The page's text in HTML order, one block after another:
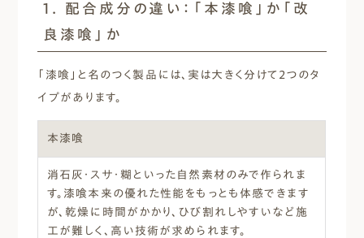
1. 配合成分の違い：「本漆喰」か「改
良漆喰」か
「漆喰」と名のつく製品には、実は大きく分けて2つのタ
イプがあります。
本漆喰
消石灰・スサ・糊といった自然素材のみで作られま
す。漆喰本来の優れた性能をもっとも体感できます
が、乾燥に時間がかかり、ひび割れしやすいなど施
工が難しく、高い技術が求められます。